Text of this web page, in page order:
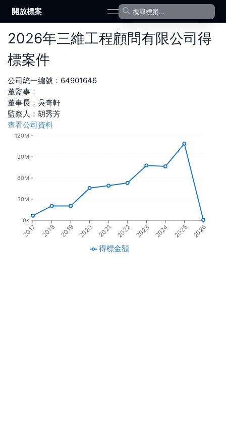
開放標案 open navigation menu
2026年三維工程顧問有限公司得
標案件
公司統一編號： 64901646
董監事：
董事長 ： 吳奇軒
監察人 ： 胡秀芳
查看公司資料
2017 2018 2019 2020 2021 2022 2023 2024 2025 2026
0k
30M
60M
90M
120M
得標金額